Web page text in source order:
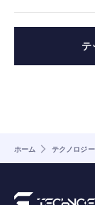
テ
ホーム テクノロジー